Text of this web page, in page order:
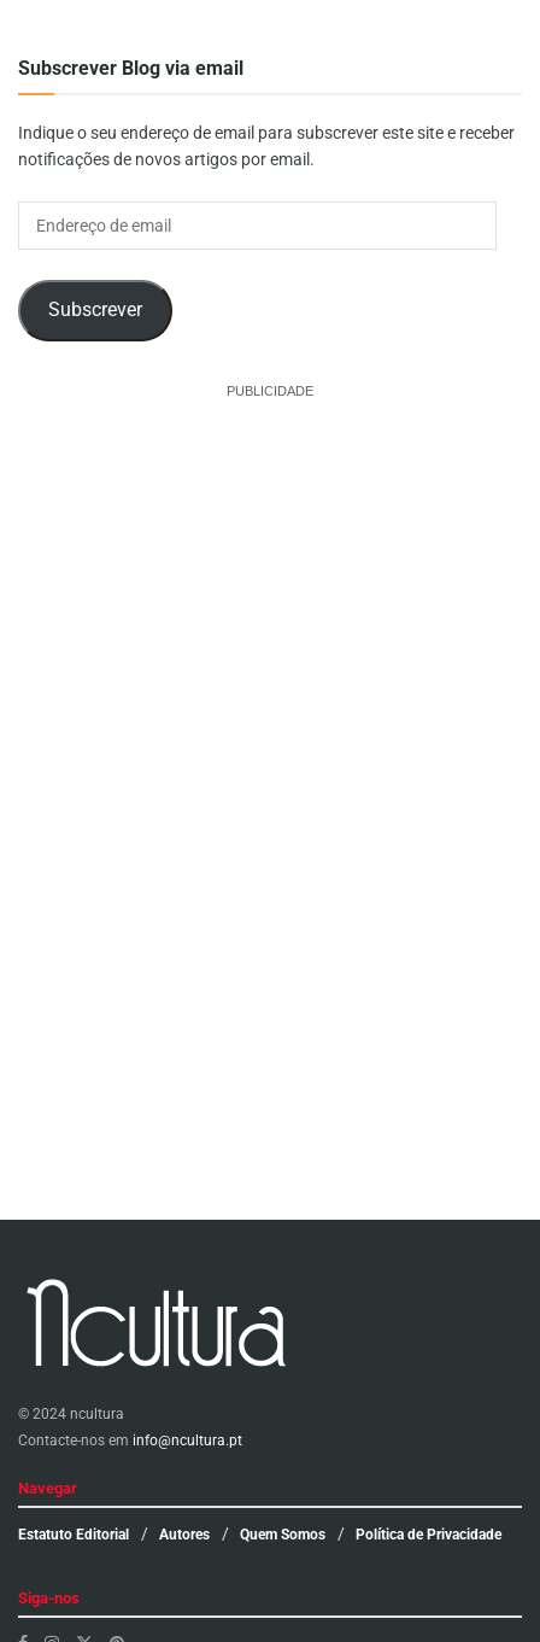
Subscrever Blog via email
Indique o seu endereço de email para subscrever este site e receber
notificações de novos artigos por email.
Subscrever
PUBLICIDADE
© 2024 ncultura
Contacte-nos em info@ncultura.pt
Navegar
Estatuto Editorial Autores Quem Somos Política de Privacidade
Siga-nos